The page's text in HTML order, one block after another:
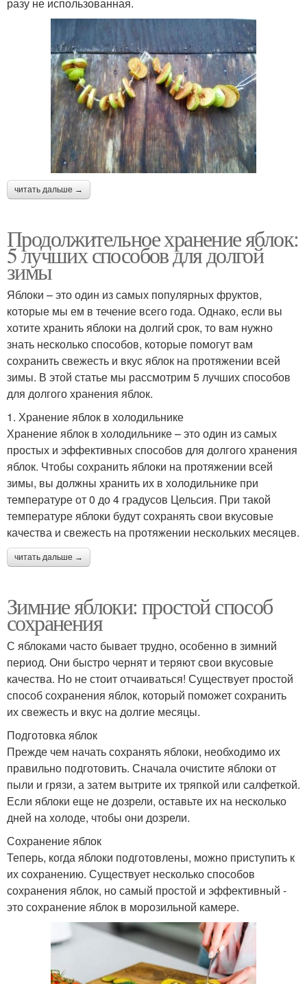
читать дальше →
Продолжительное хранение яблок:
5 лучших способов для долгой
зимы
Яблоки – это один из самых популярных фруктов,
которые мы ем в течение всего года. Однако, если вы
хотите хранить яблоки на долгий срок, то вам нужно
знать несколько способов, которые помогут вам
сохранить свежесть и вкус яблок на протяжении всей
зимы. В этой статье мы рассмотрим 5 лучших способов
для долгого хранения яблок.
1. Хранение яблок в холодильнике
Хранение яблок в холодильнике – это один из самых
простых и эффективных способов для долгого хранения
яблок. Чтобы сохранить яблоки на протяжении всей
зимы, вы должны хранить их в холодильнике при
температуре от 0 до 4 градусов Цельсия. При такой
температуре яблоки будут сохранять свои вкусовые
качества и свежесть на протяжении нескольких месяцев.
читать дальше →
Зимние яблоки: простой способ
сохранения
С яблоками часто бывает трудно, особенно в зимний
период. Они быстро чернят и теряют свои вкусовые
качества. Но не стоит отчаиваться! Существует простой
способ сохранения яблок, который поможет сохранить
их свежесть и вкус на долгие месяцы.
Подготовка яблок
Прежде чем начать сохранять яблоки, необходимо их
правильно подготовить. Сначала очистите яблоки от
пыли и грязи, а затем вытрите их тряпкой или салфеткой.
Если яблоки еще не дозрели, оставьте их на несколько
дней на холоде, чтобы они дозрели.
Сохранение яблок
Теперь, когда яблоки подготовлены, можно приступить к
их сохранению. Существует несколько способов
сохранения яблок, но самый простой и эффективный -
это сохранение яблок в морозильной камере.